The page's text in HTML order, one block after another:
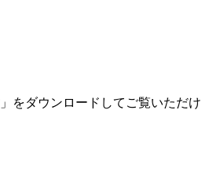
をダウンロードしてご覧いただけ